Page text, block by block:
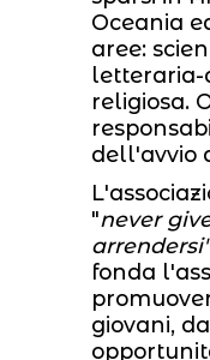
Oceania
aree:
letteraria-
religiosa.
dell'avvio
"never
arrendersi"
fonda
giovani,